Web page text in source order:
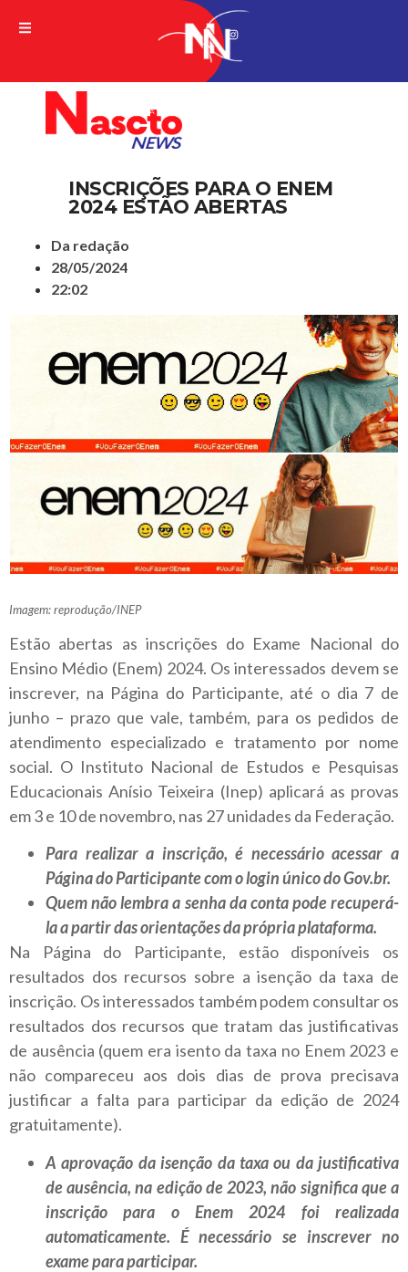
A VERDADE DA NOTICIA
INSCRIÇÕES PARA O ENEM
2024 ESTÃO ABERTAS
Da redação
28/05/2024
22:02
Imagem: reprodução/INEP
Estão abertas as inscrições do Exame Nacional do
Ensino Médio (Enem) 2024. Os interessados devem se
inscrever, na Página do Participante, até o dia 7 de
junho – prazo que vale, também, para os pedidos de
atendimento especializado e tratamento por nome
social. O Instituto Nacional de Estudos e Pesquisas
Educacionais Anísio Teixeira (Inep) aplicará as provas
em 3 e 10 de novembro, nas 27 unidades da Federação.
Para realizar a inscrição, é necessário acessar a
Página do Participante com o login único do Gov.br.
Quem não lembra a senha da conta pode recuperá-
la a partir das orientações da própria plataforma.
Na Página do Participante, estão disponíveis os
resultados dos recursos sobre a isenção da taxa de
inscrição. Os interessados também podem consultar os
resultados dos recursos que tratam das justificativas
de ausência (quem era isento da taxa no Enem 2023 e
não compareceu aos dois dias de prova precisava
justificar a falta para participar da edição de 2024
gratuitamente).
A aprovação da isenção da taxa ou da justificativa
de ausência, na edição de 2023, não significa que a
inscrição para o Enem 2024 foi realizada
automaticamente. É necessário se inscrever no
exame para participar.